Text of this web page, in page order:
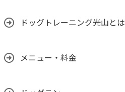
ドッグトレーニング光山とは
メニュー・料金